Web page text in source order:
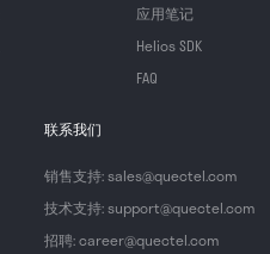
应用笔记
Helios SDK
FAQ
联系我们
销售支持: sales@quectel.com
技术支持: support@quectel.com
招聘: career@quectel.com